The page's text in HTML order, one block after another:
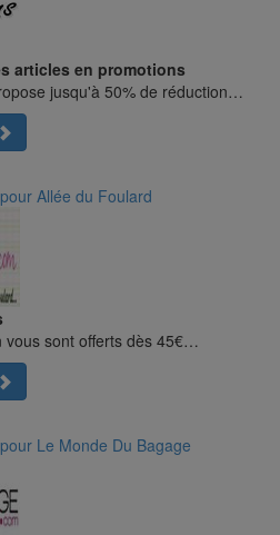
articles en promotions
jusqu'à 50% de réduction…
Allée du Foulard
vous sont offerts dès 45€…
Le Monde Du Bagage